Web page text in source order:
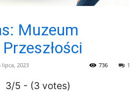
Muzeum
lipca, 2023 1
736
3/5 - (3 votes)